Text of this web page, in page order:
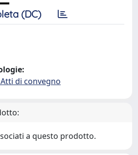
(DC)
di convegno
a questo prodotto.